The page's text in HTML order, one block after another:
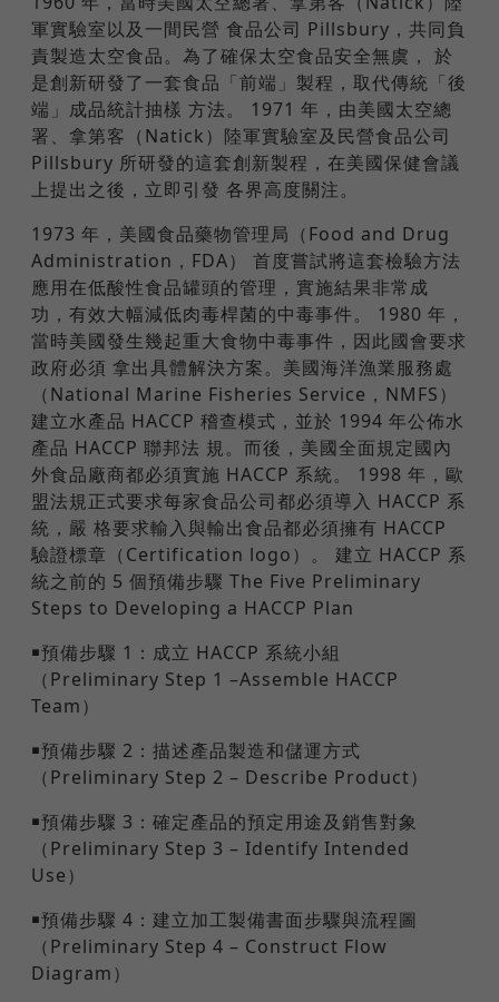
軍實驗室以及一間民營 食品公司 Pillsbury，共同負
責製造太空食品。為了確保太空食品安全無虞， 於
是創新研發了一套食品「前端」製程，取代傳統「後
端」成品統計抽樣 方法。 1971 年，由美國太空總
署、拿第客（Natick）陸軍實驗室及民營食品公司
Pillsbury 所研發的這套創新製程，在美國保健會議
上提出之後，立即引發 各界高度關注。
1973 年，美國食品藥物管理局（Food and Drug
Administration，FDA） 首度嘗試將這套檢驗方法
應用在低酸性食品罐頭的管理，實施結果非常成
功，有效大幅減低肉毒桿菌的中毒事件。 1980 年，
當時美國發生幾起重大食物中毒事件，因此國會要求
政府必須 拿出具體解決方案。美國海洋漁業服務處
（National Marine Fisheries Service，NMFS）
建立水產品 HACCP 稽查模式，並於 1994 年公佈水
產品 HACCP 聯邦法 規。而後，美國全面規定國內
外食品廠商都必須實施 HACCP 系統。 1998 年，歐
盟法規正式要求每家食品公司都必須導入 HACCP 系
統，嚴 格要求輸入與輸出食品都必須擁有 HACCP
驗證標章（Certification logo）。 建立 HACCP 系
統之前的 5 個預備步驟 The Five Preliminary
Steps to Developing a HACCP Plan
￭預備步驟 1：成立 HACCP 系統小組
（Preliminary Step 1 –Assemble HACCP
Team）
￭預備步驟 2：描述產品製造和儲運方式
（Preliminary Step 2 – Describe Product）
￭預備步驟 3：確定產品的預定用途及銷售對象
（Preliminary Step 3 – Identify Intended
Use）
￭預備步驟 4：建立加工製備書面步驟與流程圖
（Preliminary Step 4 – Construct Flow
Diagram）